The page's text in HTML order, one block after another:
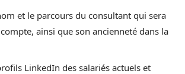
et le parcours du consultant qui sera
ainsi que son ancienneté dans la
LinkedIn des salariés actuels et